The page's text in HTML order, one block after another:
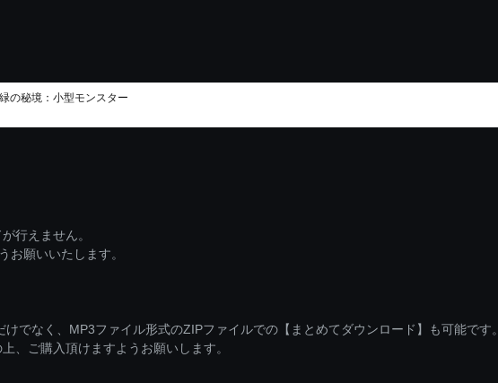
の秘境：小型モンスター
行えません。
お願いいたします。
でなく、MP3ファイル形式のZIPファイルでの【まとめてダウンロード】も可能です。
、ご購入頂けますようお願いします。